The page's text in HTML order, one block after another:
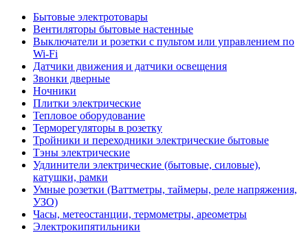
Бытовые электротовары
Вентиляторы бытовые настенные
Выключатели и розетки с пультом или управлением по
Wi-Fi
Датчики движения и датчики освещения
Звонки дверные
Ночники
Плитки электрические
Тепловое оборудование
Терморегуляторы в розетку
Тройники и переходники электрические бытовые
Тэны электрические
Удлинители электрические (бытовые, силовые),
катушки, рамки
Умные розетки (Ваттметры, таймеры, реле напряжения,
УЗО)
Часы, метеостанции, термометры, ареометры
Электрокипятильники